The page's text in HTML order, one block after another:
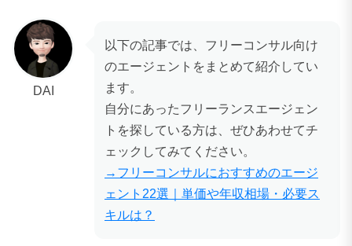
DAI
以下の記事では、フリーコンサル向け
のエージェントをまとめて紹介してい
ます。
自分にあったフリーランスエージェン
トを探している方は、ぜひあわせてチ
ェックしてみてください。
→フリーコンサルにおすすめのエージ
ェント22選｜単価や年収相場・必要ス
キルは？